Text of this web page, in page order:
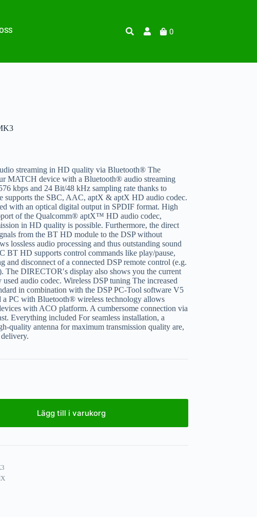
0
streaming in HD quality via Bluetooth® The
MATCH device with a Bluetooth® audio streaming
kbps and 24 Bit/48 kHz sampling rate thanks to
supports the SBC, AAC, aptX & aptX HD audio codec.
with an optical digital output in SPDIF format. High
of the Qualcomm® aptX™ HD audio codec,
in HD quality is possible. Furthermore, the direct
from the BT HD module to the DSP without
lossless audio processing and thus outstanding sound
BT HD supports control commands like play/pause,
and disconnect of a connected DSP remote control (e.g.
DIRECTOR′s display also shows you the current
audio codec. Wireless DSP tuning The increased
in combination with the DSP PC-Tool software V5
PC with Bluetooth® wireless technology allows
with ACO platform. A cumbersome connection via
Everything included For seamless installation, a
quality antenna for maximum transmission quality are,
Lägg till i varukorg